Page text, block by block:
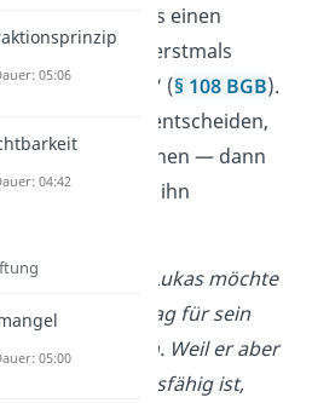
eines Elternteils einen
ab, so ist dieser erstmals
unwirksam “ (§ 108 BGB).
können dann entscheiden,
Vertrag ablehnen — dann
— oder ihn
Der 12-jährige Lukas möchte
Handyvertrag für sein
abschließen. Weil er aber
geschäftsfähig ist,
05:06
04:42
05:00